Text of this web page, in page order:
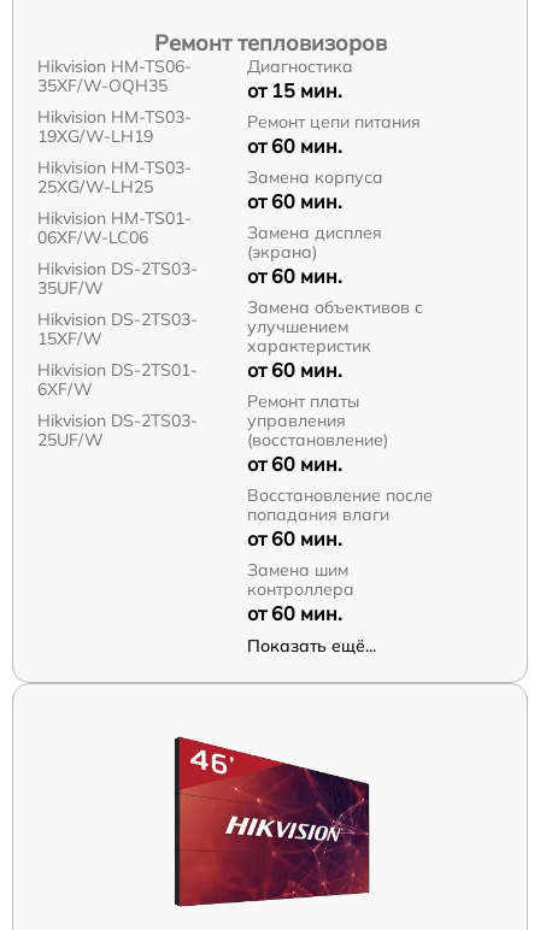
Ремонт тепловизоров
Hikvision HM-TS06-
35XF/W-OQH35
Hikvision HM-TS03-
19XG/W-LH19
Hikvision HM-TS03-
25XG/W-LH25
Hikvision HM-TS01-
06XF/W-LC06
Hikvision DS-2TS03-
35UF/W
Hikvision DS-2TS03-
15XF/W
Hikvision DS-2TS01-
6XF/W
Hikvision DS-2TS03-
25UF/W
Диагностика
от 15 мин.
Ремонт цепи питания
от 60 мин.
Замена корпуса
от 60 мин.
Замена дисплея
(экрана)
от 60 мин.
Замена объективов с
улучшением
характеристик
от 60 мин.
Ремонт платы
управления
(восстановление)
от 60 мин.
Восстановление после
попадания влаги
от 60 мин.
Замена шим
контроллера
от 60 мин.
Показать ещё...